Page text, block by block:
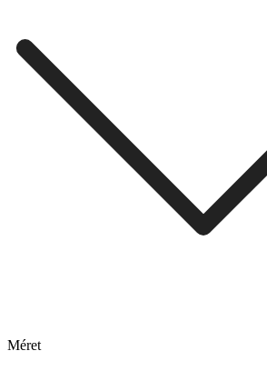
Méret